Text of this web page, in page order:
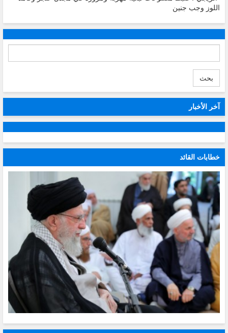
اللوز وجب جنين
بحث
آخر الأخبار
خطابات القائد